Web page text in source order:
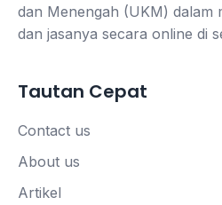
dan Menengah (UKM) dalam
dan jasanya secara online di
Tautan Cepat
Contact us
About us
Artikel